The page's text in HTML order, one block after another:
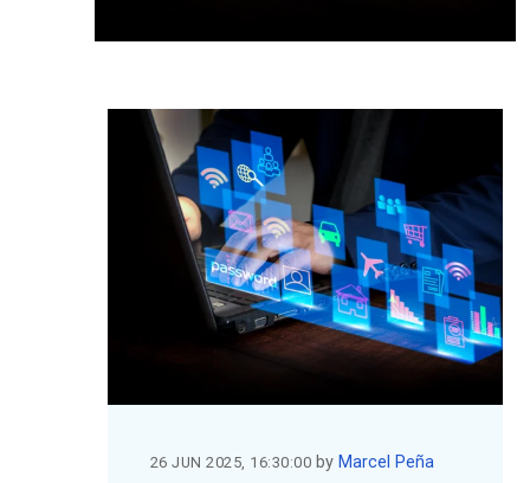
26 JUN 2025, 16:30:00 by Marcel Peña